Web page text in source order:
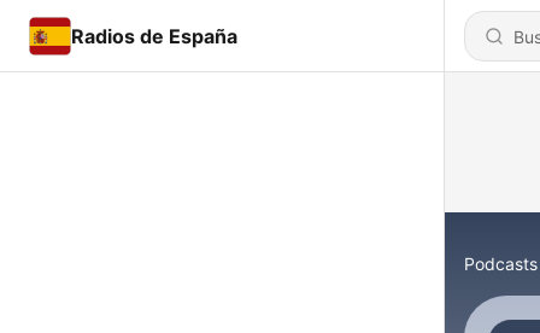
Radios de España
Podcasts